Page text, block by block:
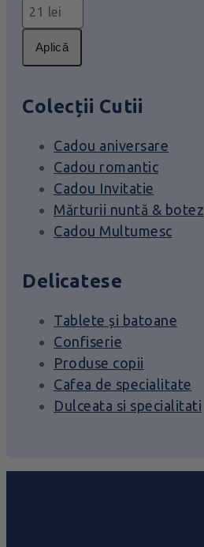
Aplică
Colecții Cutii
Cadou aniversare
Cadou romantic
Cadou Invitatie
Mărturii nuntă & botez
Cadou Multumesc
Delicatese
Tablete și batoane
Confiserie
Produse copii
Cafea de specialitate
Dulceata si specialitati